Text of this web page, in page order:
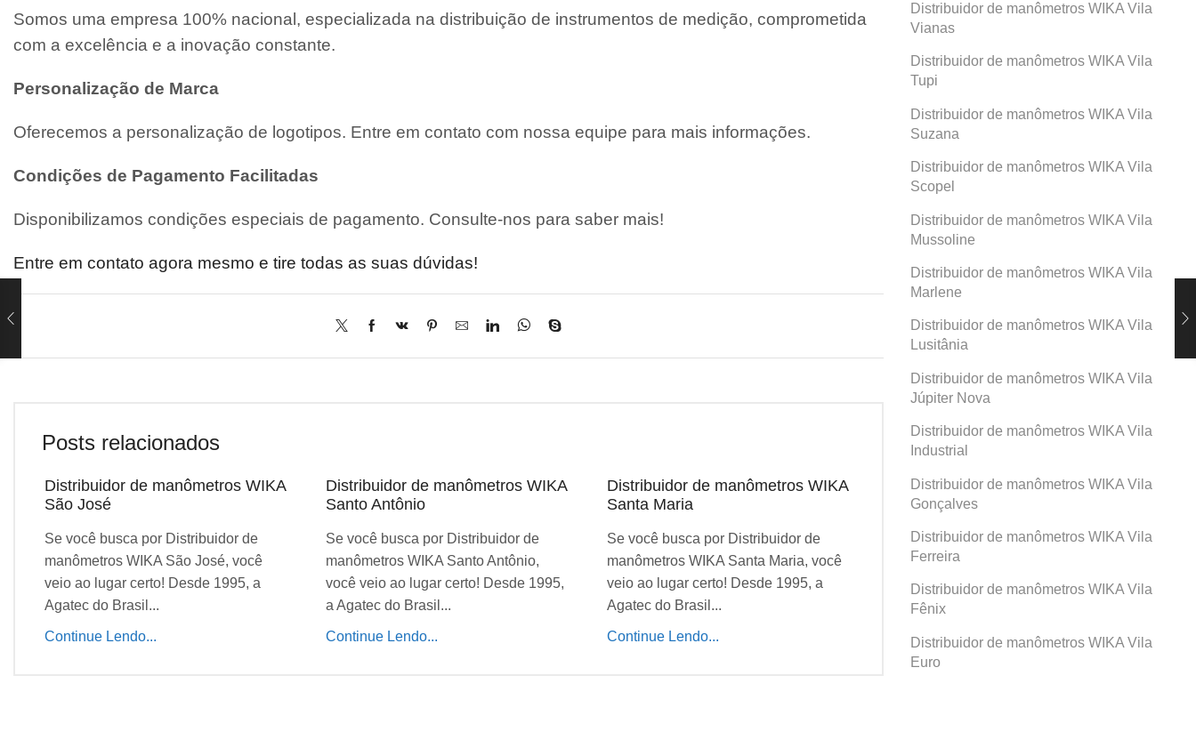
Somos uma empresa 100% nacional, especializada na distribuição de instrumentos de medição, comprometida
com a excelência e a inovação constante.
Personalização de Marca
Oferecemos a personalização de logotipos. Entre em contato com nossa equipe para mais informações.
Condições de Pagamento Facilitadas
Disponibilizamos condições especiais de pagamento. Consulte-nos para saber mais!
Entre em contato agora mesmo e tire todas as suas dúvidas!
Posts relacionados
Distribuidor de manômetros WIKA
São José
Se você busca por Distribuidor de
manômetros WIKA São José, você
veio ao lugar certo! Desde 1995, a
Agatec do Brasil...
Continue Lendo...
Distribuidor de manômetros WIKA
Santo Antônio
Se você busca por Distribuidor de
manômetros WIKA Santo Antônio,
você veio ao lugar certo! Desde 1995,
a Agatec do Brasil...
Continue Lendo...
Distribuidor de manômetros WIKA
Santa Maria
Se você busca por Distribuidor de
manômetros WIKA Santa Maria, você
veio ao lugar certo! Desde 1995, a
Agatec do Brasil...
Continue Lendo...
Distribuidor de manômetros WIKA
Prosperidade
Se você busca por Distribuidor de
manômetros WIKA Prosperidade, você
veio ao lugar certo! Desde 1995, a
Agatec do Brasil vem...
Continue Lendo...
Distribuidor de manômetros WIKA Vila
Vianas
Distribuidor de manômetros WIKA Vila
Tupi
Distribuidor de manômetros WIKA Vila
Suzana
Distribuidor de manômetros WIKA Vila
Scopel
Distribuidor de manômetros WIKA Vila
Mussoline
Distribuidor de manômetros WIKA Vila
Marlene
Distribuidor de manômetros WIKA Vila
Lusitânia
Distribuidor de manômetros WIKA Vila
Júpiter Nova
Distribuidor de manômetros WIKA Vila
Industrial
Distribuidor de manômetros WIKA Vila
Gonçalves
Distribuidor de manômetros WIKA Vila
Ferreira
Distribuidor de manômetros WIKA Vila
Fênix
Distribuidor de manômetros WIKA Vila
Euro